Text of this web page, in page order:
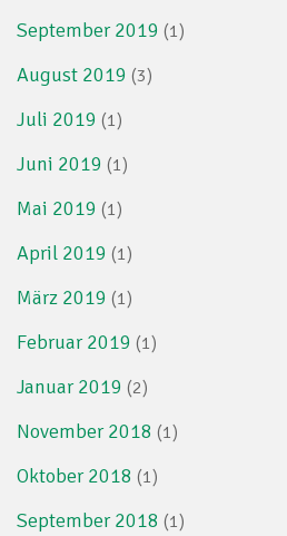
September 2019 (1)
August 2019 (3)
Juli 2019 (1)
Juni 2019 (1)
Mai 2019 (1)
April 2019 (1)
März 2019 (1)
Februar 2019 (1)
Januar 2019 (2)
November 2018 (1)
Oktober 2018 (1)
September 2018 (1)